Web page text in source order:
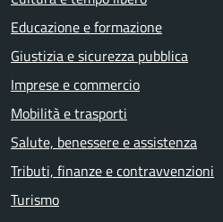
Educazione e formazione
Giustizia e sicurezza pubblica
Imprese e commercio
Mobilità e trasporti
Salute, benessere e assistenza
Tributi, finanze e contravvenzioni
Turismo